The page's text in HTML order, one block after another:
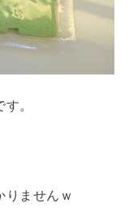
。
りませんｗ